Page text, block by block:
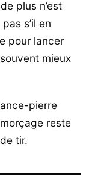
plus n’est
s’il en
pour lancer
mieux
pierre
reste
tir.